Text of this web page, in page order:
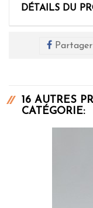
DÉTAILS DU
Partager
16 AUTRES
CATÉGORIE: